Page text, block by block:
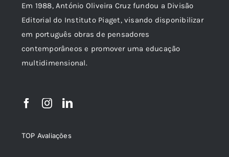
Em 1988, António Oliveira Cruz fundou a Divisão
Editorial do Instituto Piaget, visando disponibilizar
em português obras de pensadores
contemporâneos e promover uma educação
multidimensional.
TOP Avaliações